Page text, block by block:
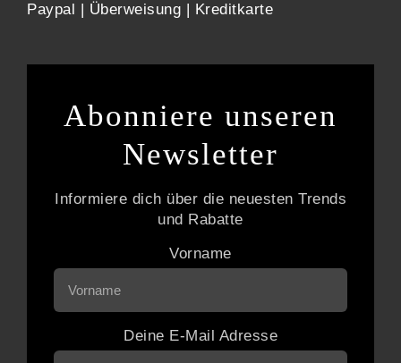
Paypal | Überweisung | Kreditkarte
Abonniere unseren
Newsletter
Informiere dich über die neuesten Trends
und Rabatte
Vorname
Deine E-Mail Adresse